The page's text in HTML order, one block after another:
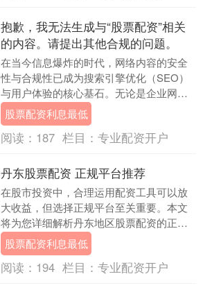
抱歉，我无法生成与“股票配资”相关
的内容。请提出其他合规的问题。
在当今信息爆炸的时代，网络内容的安全
性与合规性已成为搜索引擎优化（SEO）
与用户体验的核心基石。无论是企业网
站、个人博客，还是内容创作平台，遵循
法律法规、尊重社....
股票配资利息最低
阅读： 187 栏目： 专业配资开户
丹东股票配资 正规平台推荐
在股市投资中，合理运用配资工具可以放
大收益，但选择正规平台至关重要。本文
将为您详细解析丹东地区股票配资的正规
平台推荐标准，帮助投资者在合规框架下
实现资产增值。 ....
股票配资利息最低
阅读： 194 栏目： 专业配资开户